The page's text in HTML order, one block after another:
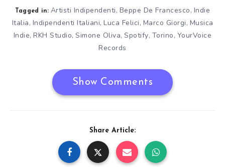
Tagged in: Artisti Indipendenti, Beppe De Francesco, Indie
Italia, Indipendenti Italiani, Luca Felici, Marco Giorgi, Musica
Indie,RKH Studio,Simone Oliva,Spotify, Torino, YourVoice
Records
Show Comments
Share Article: